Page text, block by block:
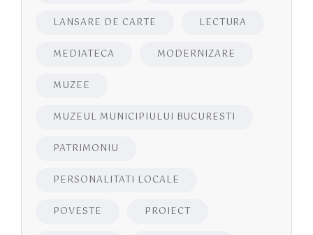
LANSARE DE CARTE LECTURA
MEDIATECA MODERNIZARE
MUZEE
MUZEUL MUNICIPIULUI BUCURESTI
PATRIMONIU
PERSONALITATI LOCALE
POVESTE PROIECT